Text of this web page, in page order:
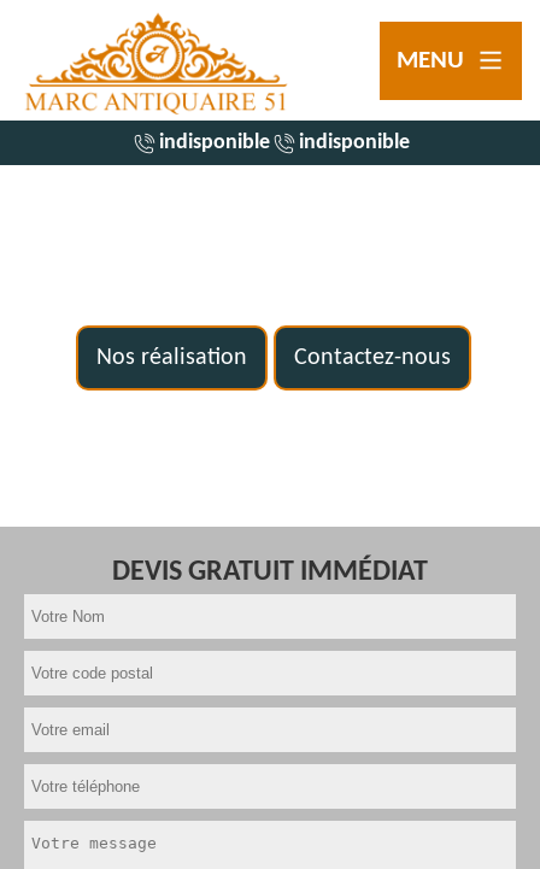
MENU
indisponible indisponible
Nos réalisation Contactez-nous
DEVIS GRATUIT IMMÉDIAT